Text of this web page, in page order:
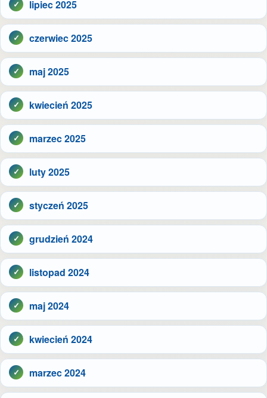
lipiec 2025
czerwiec 2025
maj 2025
kwiecień 2025
marzec 2025
luty 2025
styczeń 2025
grudzień 2024
listopad 2024
maj 2024
kwiecień 2024
marzec 2024